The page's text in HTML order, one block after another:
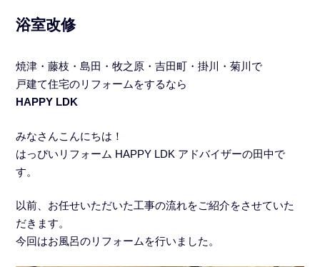
浴室改修
焼津・藤枝・島田・牧之原・吉田町・掛川・菊川で
戸建て住宅のリフォームをするなら
HAPPY LDK
みなさんこんにちは！
はっぴいリフォーム HAPPY LDK アドバイザーの田中で
す。
以前、お任せいただいた工事の流れをご紹介をさせていた
だきます。
今回はお風呂のリフォームを行いました。